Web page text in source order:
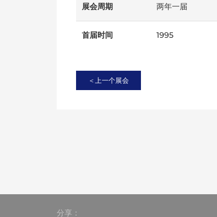
展会周期 两年一届
首届时间 1995
＜上一个展会
分享：